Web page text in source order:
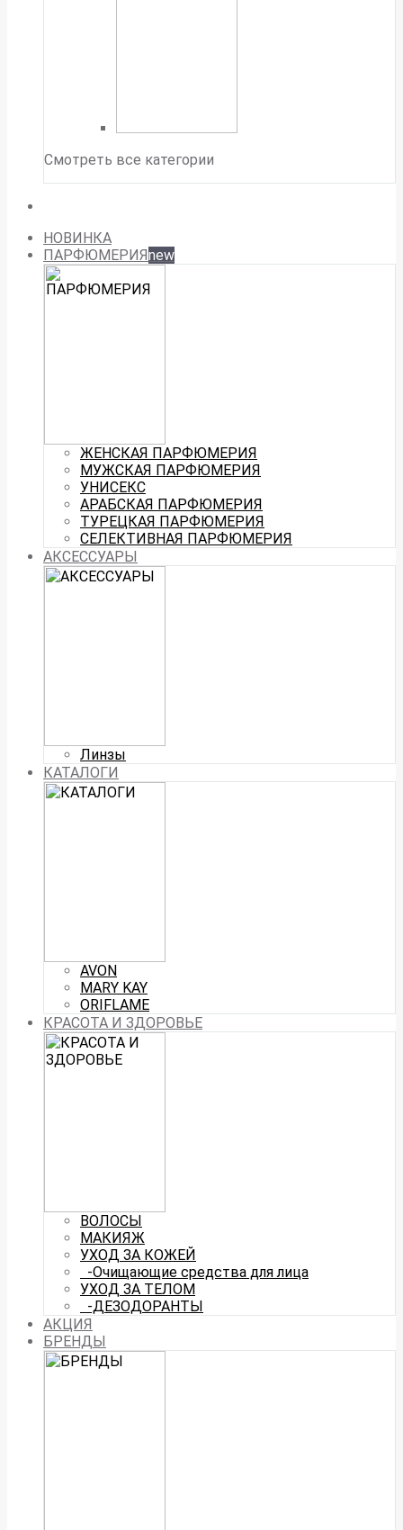
Смотреть все категории
НОВИНКА
ПАРФЮМЕРИЯnew
ЖЕНСКАЯ ПАРФЮМЕРИЯ
МУЖСКАЯ ПАРФЮМЕРИЯ
УНИСЕКС
АРАБСКАЯ ПАРФЮМЕРИЯ
ТУРЕЦКАЯ ПАРФЮМЕРИЯ
СЕЛЕКТИВНАЯ ПАРФЮМЕРИЯ
АКСЕССУАРЫ
Линзы
КАТАЛОГИ
AVON
MARY KAY
ORIFLAME
КРАСОТА И ЗДОРОВЬЕ
ВОЛОСЫ
МАКИЯЖ
УХОД ЗА КОЖЕЙ
-Очищающие средства для лица
УХОД ЗА ТЕЛОМ
-ДЕЗОДОРАНТЫ
АКЦИЯ
БРЕНДЫ